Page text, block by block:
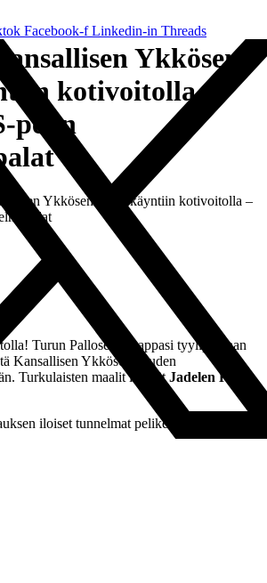
Facebook-f Linkedin-in Threads
Ykkösen
kotivoitolla –
pelin
Ykkösen kausi käyntiin kotivoitolla –
Turun Palloseura nappasi tyylipuhtaan
Kansallisen Ykkösen kauden
Turkulaisten maalit iskivätJadelen Knös
iloiset tunnelmat pelikentältä ja kopista.